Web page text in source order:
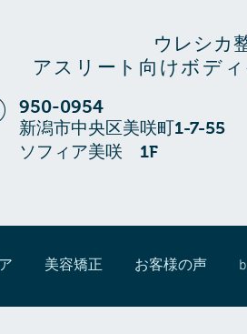
ウレシカ
アスリート向けボデ
950-0954
新潟市中央区美咲町1-7-55
ソフィア美咲 1F
美容矯正 お客様の声